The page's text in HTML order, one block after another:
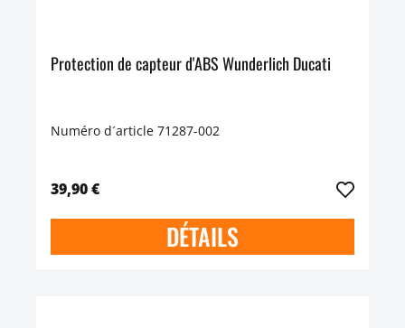
Protection de capteur d'ABS Wunderlich Ducati
Numéro d´article 71287-002
39,90 €
DÉTAILS